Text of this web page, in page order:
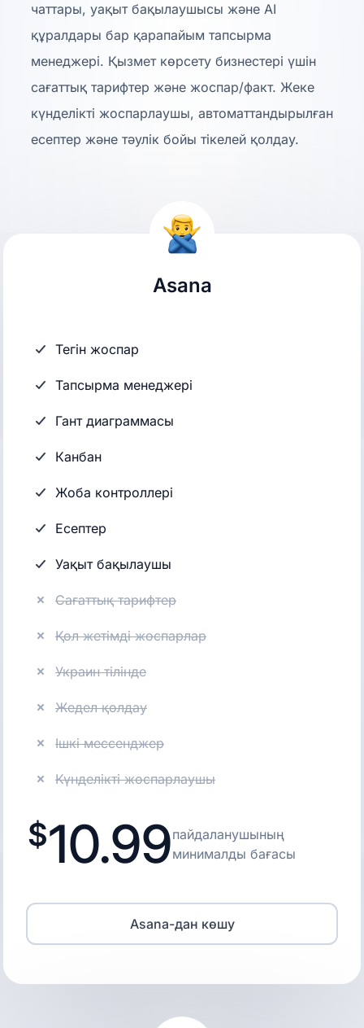
чаттары, уақыт бақылаушысы және AI
құралдары бар қарапайым тапсырма
менеджері. Қызмет көрсету бизнестері үшін
сағаттық тарифтер және жоспар/факт. Жеке
күнделікті жоспарлаушы, автоматтандырылған
есептер және тәулік бойы тікелей қолдау.
Asana
Тегін жоспар
Тапсырма менеджері
Гант диаграммасы
Канбан
Жоба контроллері
Есептер
Уақыт бақылаушы
Сағаттық тарифтер
Қол жетімді жоспарлар
Украин тілінде
Жедел қолдау
Ішкі мессенджер
Күнделікті жоспарлаушы
10.99пайдаланушының
минималды бағасы
Asana-дан көшу